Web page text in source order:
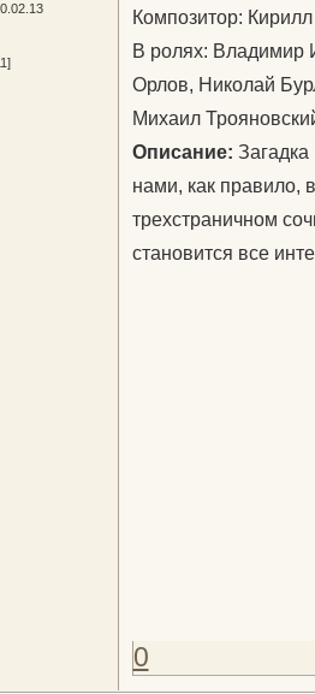
Композитор:
В ролях: Владимир
Орлов, Николай
Михаил
Описание:
нами, как правило,
трехстраничном
становится все
0